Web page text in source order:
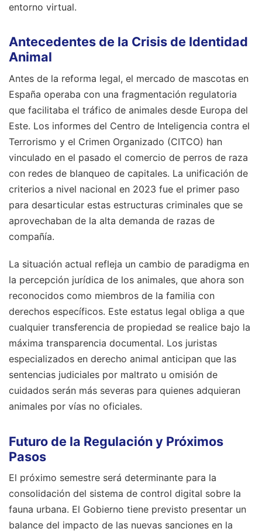
entorno virtual.
Antecedentes de la Crisis de Identidad
Animal
Antes de la reforma legal, el mercado de mascotas en
España operaba con una fragmentación regulatoria
que facilitaba el tráfico de animales desde Europa del
Este. Los informes del Centro de Inteligencia contra el
Terrorismo y el Crimen Organizado (CITCO) han
vinculado en el pasado el comercio de perros de raza
con redes de blanqueo de capitales. La unificación de
criterios a nivel nacional en 2023 fue el primer paso
para desarticular estas estructuras criminales que se
aprovechaban de la alta demanda de razas de
compañía.
La situación actual refleja un cambio de paradigma en
la percepción jurídica de los animales, que ahora son
reconocidos como miembros de la familia con
derechos específicos. Este estatus legal obliga a que
cualquier transferencia de propiedad se realice bajo la
máxima transparencia documental. Los juristas
especializados en derecho animal anticipan que las
sentencias judiciales por maltrato u omisión de
cuidados serán más severas para quienes adquieran
animales por vías no oficiales.
Futuro de la Regulación y Próximos
Pasos
El próximo semestre será determinante para la
consolidación del sistema de control digital sobre la
fauna urbana. El Gobierno tiene previsto presentar un
balance del impacto de las nuevas sanciones en la